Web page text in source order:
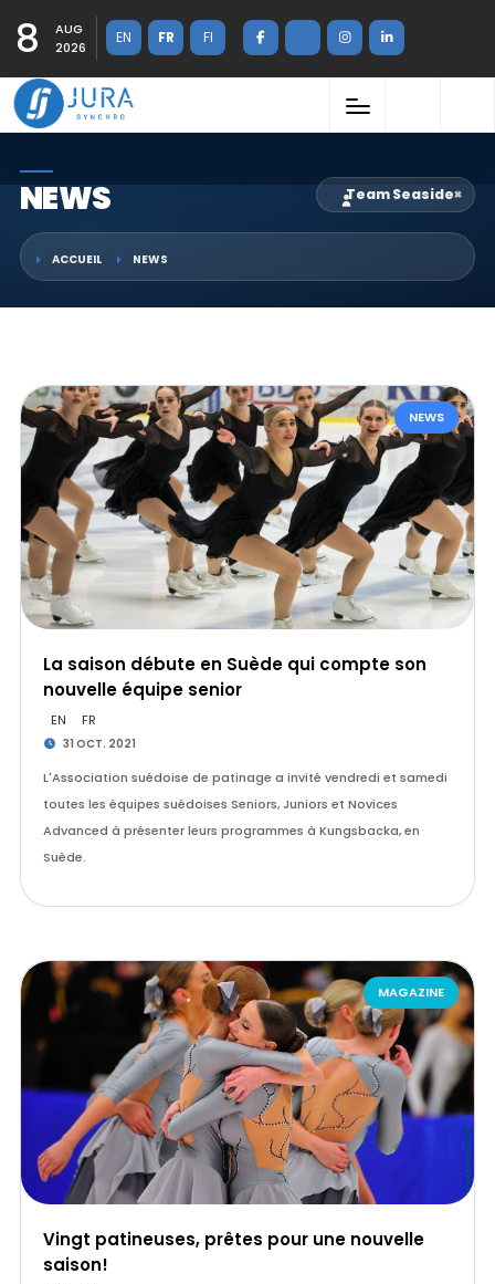
8
AUG
2026
EN FR FI
NEWS Team Seaside×
ACCUEIL NEWS
NEWS
La saison débute en Suède qui compte son
nouvelle équipe senior
EN FR
31 OCT. 2021
L'Association suédoise de patinage a invité vendredi et samedi
toutes les équipes suédoises Seniors, Juniors et Novices
Advanced à présenter leurs programmes à Kungsbacka, en
Suède.
MAGAZINE
Vingt patineuses, prêtes pour une nouvelle
saison!